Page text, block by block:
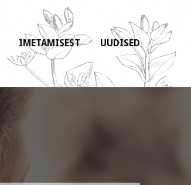
IMETAMISEST UUDISED